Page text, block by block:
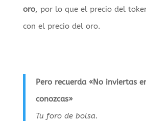
oro, por lo que el precio del
con el precio del oro.
Pero recuerda «No inviertas
conozcas»
Tu foro de bolsa.